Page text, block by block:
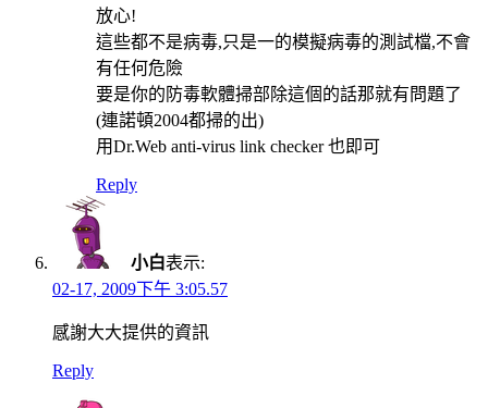
放心!
這些都不是病毒,只是一的模擬病毒的測試檔,不會
有任何危險
要是你的防毒軟體掃部除這個的話那就有問題了
(連諾頓2004都掃的出)
用Dr.Web anti-virus link checker 也即可
Reply
小白表示:
02-17, 2009下午 3:05.57
感謝大大提供的資訊
Reply